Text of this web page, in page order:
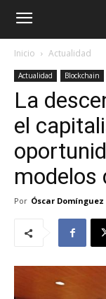
Inicio Actualidad
Actualidad Blockchain
La
el
modelos
Por Óscar Domínguez